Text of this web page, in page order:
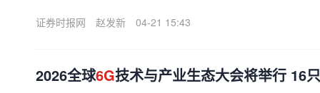
证券时报网 赵发新 04-21 15:43
2026全球6G技术与产业生态大会将举行 16